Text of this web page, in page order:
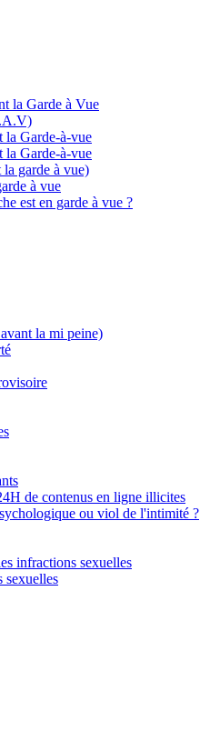
la Garde à Vue
la Garde-à-vue
la Garde-à-vue
garde à vue)
à vue
est en garde à vue ?
la mi peine)
de contenus en ligne illicites
ou viol de l'intimité ?
infractions sexuelles
sexuelles